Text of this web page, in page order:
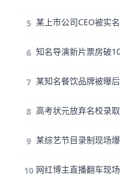
5 某上市公司CEO被实
6 知名导演新片票房破
7 某知名餐饮品牌被曝
8 高考状元放弃名校录
9 某综艺节目录制现场
10 网红博主直播翻车现